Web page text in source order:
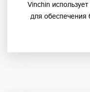
Vinchin
для обеспечения